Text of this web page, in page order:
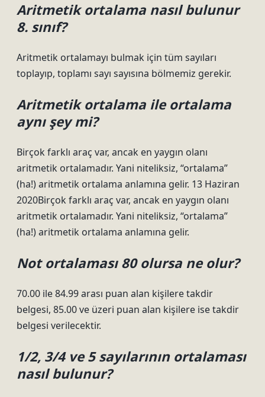
Aritmetik ortalama nasıl bulunur
8. sınıf?
Aritmetik ortalamayı bulmak için tüm sayıları
toplayıp, toplamı sayı sayısına bölmemiz gerekir.
Aritmetik ortalama ile ortalama
aynı şey mi?
Birçok farklı araç var, ancak en yaygın olanı
aritmetik ortalamadır. Yani niteliksiz, “ortalama”
(ha!) aritmetik ortalama anlamına gelir. 13 Haziran
2020Birçok farklı araç var, ancak en yaygın olanı
aritmetik ortalamadır. Yani niteliksiz, “ortalama”
(ha!) aritmetik ortalama anlamına gelir.
Not ortalaması 80 olursa ne olur?
70.00 ile 84.99 arası puan alan kişilere takdir
belgesi, 85.00 ve üzeri puan alan kişilere ise takdir
belgesi verilecektir.
1/2, 3/4 ve 5 sayılarının ortalaması
nasıl bulunur?